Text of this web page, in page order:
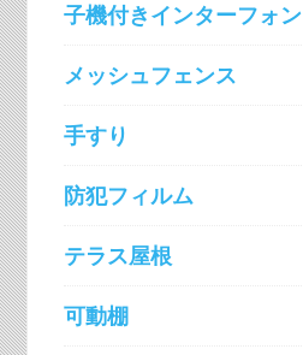
子機付きインターフォン
メッシュフェンス
手すり
防犯フィルム
テラス屋根
可動棚